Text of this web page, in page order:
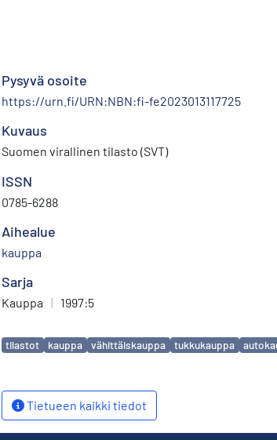
Pysyvä osoite
https://urn.fi/URN:NBN:fi-fe2023013117725
Kuvaus
Suomen virallinen tilasto (SVT)
ISSN
0785-6288
Aihealue
kauppa
Sarja
Kauppa | 1997:5
Avainsanat
tilastot kauppa vähittäiskauppa tukkukauppa
Tietueen kaikki tiedot